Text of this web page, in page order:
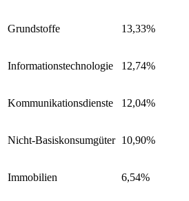
Grundstoffe 13,33%
Informationstechnologie 12,74%
Kommunikationsdienste 12,04%
Nicht-Basiskonsumgüter 10,90%
Immobilien 6,54%